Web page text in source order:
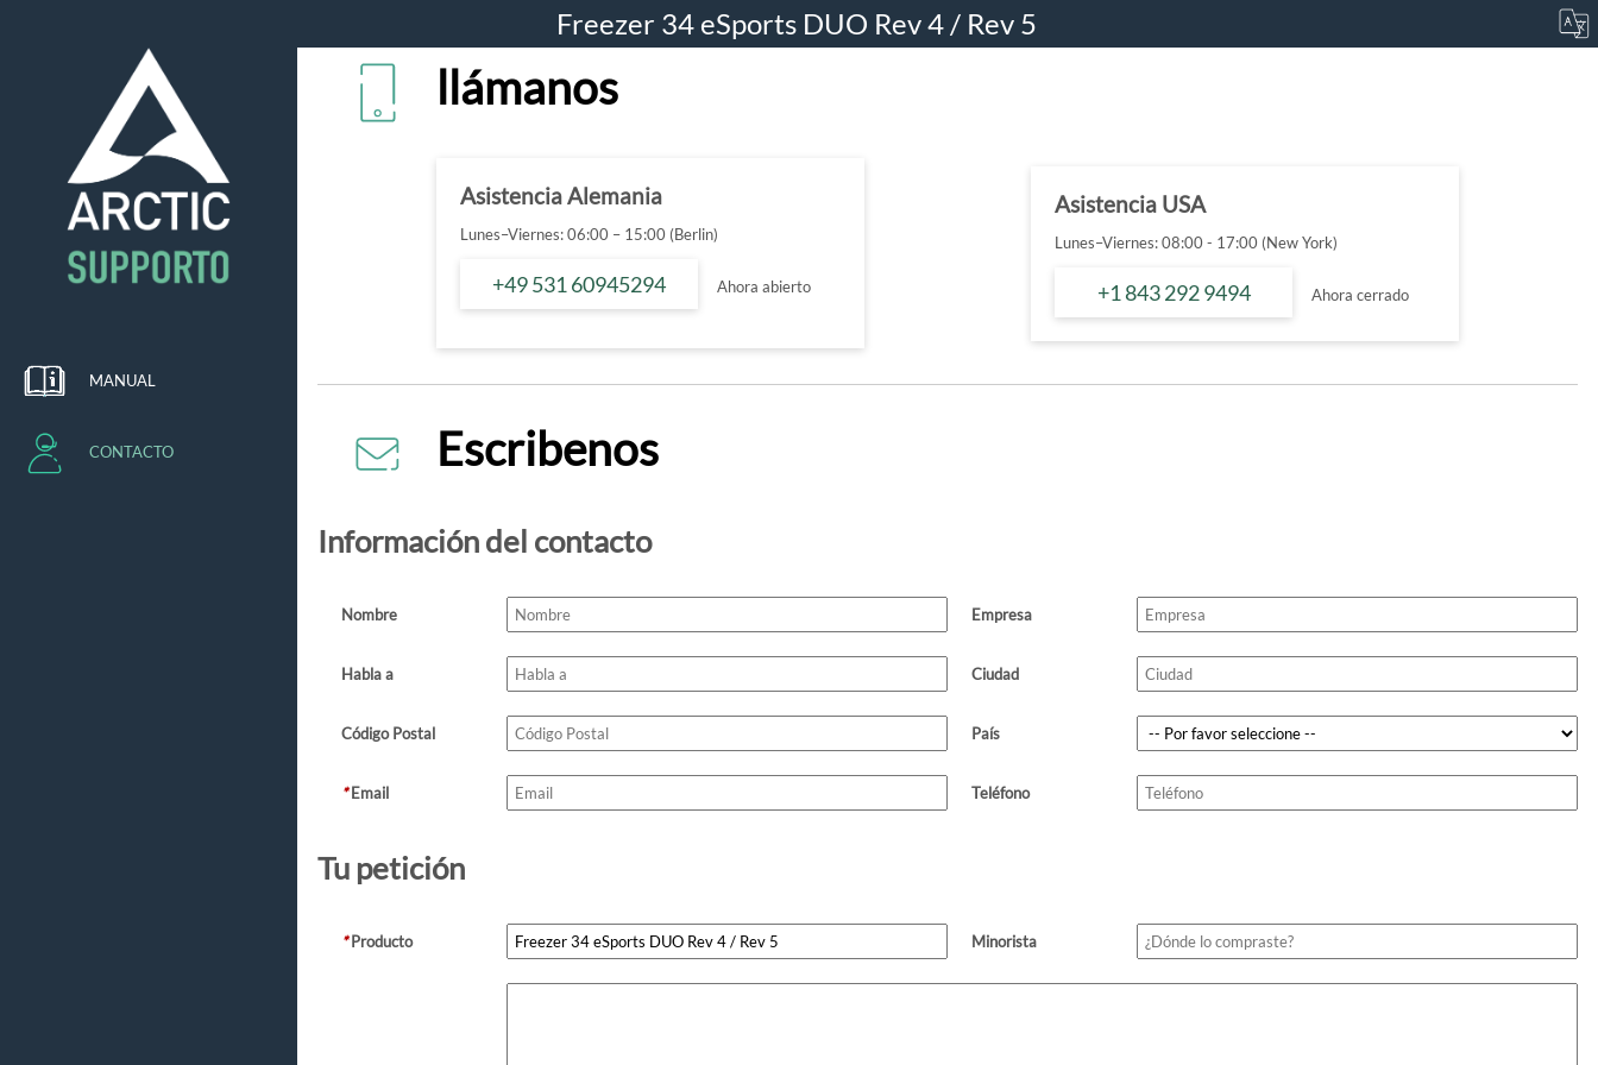
Freezer 34 eSports DUO Rev 4 / Rev 5
MANUAL
CONTACTO
llámanos
Asistencia Alemania
Lunes–Viernes: 06:00 – 15:00 (Berlin)
+49 531 60945294 Ahora abierto
Asistencia USA
Lunes–Viernes: 08:00 - 17:00 (New York)
+1 843 292 9494 Ahora cerrado
Escribenos
Información del contacto
Nombre Empresa
Habla a Ciudad
Código Postal País
*Email Teléfono
Tu petición
*Producto Minorista